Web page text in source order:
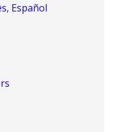
Español